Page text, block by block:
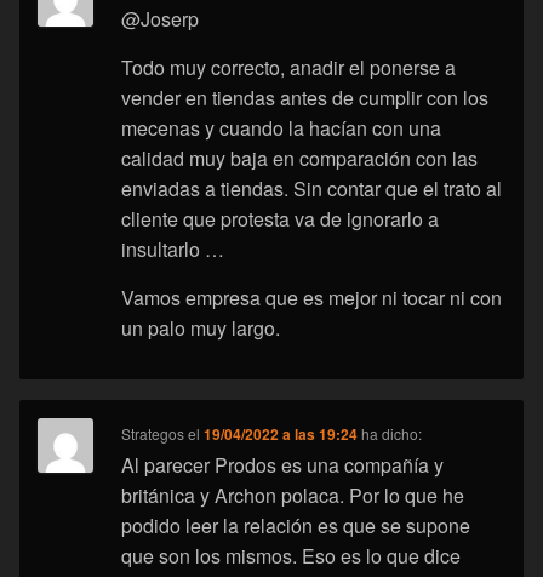
@Joserp
Todo muy correcto, anadir el ponerse a
vender en tiendas antes de cumplir con los
mecenas y cuando la hacían con una
calidad muy baja en comparación con las
enviadas a tiendas. Sin contar que el trato al
cliente que protesta va de ignorarlo a
insultarlo …
Vamos empresa que es mejor ni tocar ni con
un palo muy largo.
Strategosel19/04/2022 a las 19:24 ha dicho:
Al parecer Prodos es una compañía y
británica y Archon polaca. Por lo que he
podido leer la relación es que se supone
que son los mismos. Eso es lo que dice